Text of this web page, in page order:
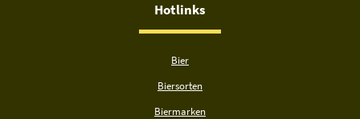
Hotlinks
Bier
Biersorten
Biermarken